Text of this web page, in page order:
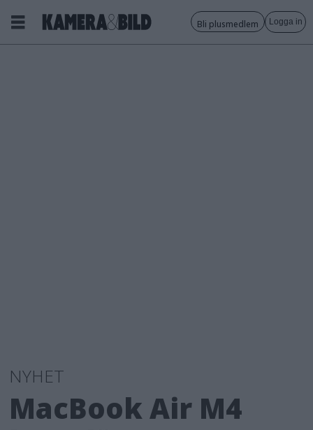
Bli plusmedlem Logga in
NYHET
MacBook Air M4